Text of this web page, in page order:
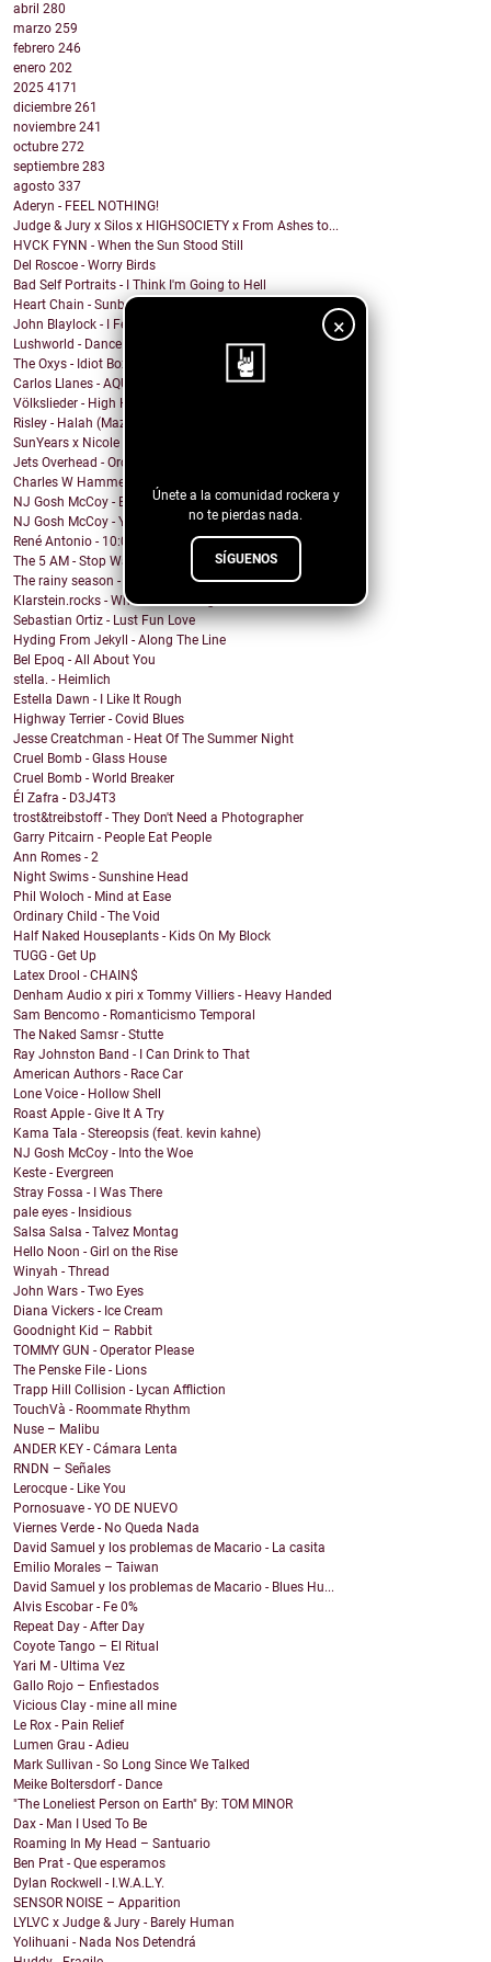
×
Únete a la comunidad rockera y
no te pierdas nada.
SÍGUENOS
abril 280
marzo 259
febrero 246
enero 202
2025 4171
diciembre 261
noviembre 241
octubre 272
septiembre 283
agosto 337
Aderyn - FEEL NOTHING!
Judge & Jury x Silos x HIGHSOCIETY x From Ashes to...
HVCK FYNN - When the Sun Stood Still
Del Roscoe - Worry Birds
Bad Self Portraits - I Think I'm Going to Hell
Heart Chain - Sunburst
John Blaylock - I Feel Your Soul
Lushworld - Dance!
The Oxys - Idiot Box
Carlos Llanes - AQUI CONTIGO
Völkslieder - High Horse
Risley - Halah (Mazzy Star Cover)
SunYears x Nicole Atkins - The Body
Jets Overhead - Ordinary Dreamers
Charles W Hammell Jr – Dragonfly
NJ Gosh McCoy - Breakfast (Remix by NJ Gosh McCoy)
NJ Gosh McCoy - You're My Girl But You're My Man (...
René Antonio - 10:00 PM
The 5 AM - Stop Wait A Minute
The rainy season - In This Moment
Klarstein.rocks - When I'm Burning Matches
Sebastian Ortiz - Lust Fun Love
Hyding From Jekyll - Along The Line
Bel Epoq - All About You
stella. - Heimlich
Estella Dawn - I Like It Rough
Highway Terrier - Covid Blues
Jesse Creatchman - Heat Of The Summer Night
Cruel Bomb - Glass House
Cruel Bomb - World Breaker
Él Zafra - D3J4T3
trost&treibstoff - They Don't Need a Photographer
Garry Pitcairn - People Eat People
Ann Romes - 2
Night Swims - Sunshine Head
Phil Woloch - Mind at Ease
Ordinary Child - The Void
Half Naked Houseplants - Kids On My Block
TUGG - Get Up
Latex Drool - CHAIN$
Denham Audio x piri x Tommy Villiers - Heavy Handed
Sam Bencomo - Romanticismo Temporal
The Naked Samsr - Stutte
Ray Johnston Band - I Can Drink to That
American Authors - Race Car
Lone Voice - Hollow Shell
Roast Apple - Give It A Try
Kama Tala - Stereopsis (feat. kevin kahne)
NJ Gosh McCoy - Into the Woe
Keste - Evergreen
Stray Fossa - I Was There
pale eyes - Insidious
Salsa Salsa - Talvez Montag
Hello Noon - Girl on the Rise
Winyah - Thread
John Wars - Two Eyes
Diana Vickers - Ice Cream
Goodnight Kid – Rabbit
TOMMY GUN - Operator Please
The Penske File - Lions
Trapp Hill Collision - Lycan Affliction
TouchVà - Roommate Rhythm
Nuse – Malibu
ANDER KEY - Cámara Lenta
RNDN – Señales
Lerocque - Like You
Pornosuave - YO DE NUEVO
Viernes Verde - No Queda Nada
David Samuel y los problemas de Macario - La casita
Emilio Morales – Taiwan
David Samuel y los problemas de Macario - Blues Hu...
Alvis Escobar - Fe 0%
Repeat Day - After Day
Coyote Tango – El Ritual
Yari M - Ultima Vez
Gallo Rojo – Enfiestados
Vicious Clay - mine all mine
Le Rox - Pain Relief
Lumen Grau - Adieu
Mark Sullivan - So Long Since We Talked
Meike Boltersdorf - Dance
"The Loneliest Person on Earth" By: TOM MINOR
Dax - Man I Used To Be
Roaming In My Head – Santuario
Ben Prat - Que esperamos
Dylan Rockwell - I.W.A.L.Y.
SENSOR NOISE – Apparition
LYLVC x Judge & Jury - Barely Human
Yolihuani - Nada Nos Detendrá